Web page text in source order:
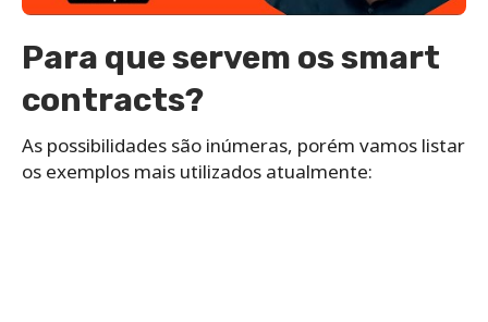
Para que servem ossmart
contracts?
As possibilidades são inúmeras, porém vamos listar
os exemplos mais utilizados atualmente: